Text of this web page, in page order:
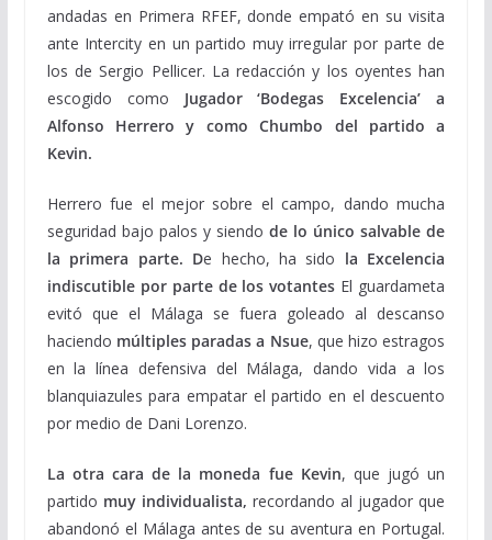
andadas en Primera RFEF, donde empató en su visita
ante Intercity en un partido muy irregular por parte de
los de Sergio Pellicer. La redacción y los oyentes han
escogido como Jugador ‘Bodegas Excelencia’ a
Alfonso Herrero y como Chumbo del partido a
Kevin.
Herrero fue el mejor sobre el campo, dando mucha
seguridad bajo palos y siendode lo único salvable de
la primera parte. De hecho, ha sido la Excelencia
indiscutible por parte de los votantes El guardameta
evitó que el Málaga se fuera goleado al descanso
haciendo múltiples paradas a Nsue, que hizo estragos
en la línea defensiva del Málaga, dando vida a los
blanquiazules para empatar el partido en el descuento
por medio de Dani Lorenzo.
La otra cara de la moneda fue Kevin, que jugó un
partido muy individualista, recordando al jugador que
abandonó el Málaga antes de su aventura en Portugal.